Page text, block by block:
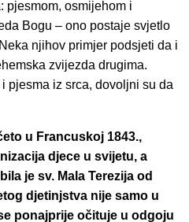
pjesmom, osmijehom i
Bogu – ono postaje svjetlo
njihov primjer podsjeti da i
zvijezda drugima.
pjesma iz srca, dovoljni su da
u Francuskoj 1843.,
djece u svijetu, a
je sv. Mala Terezija od
djetinjstva nije samo u
ponajprije očituje u odgoju